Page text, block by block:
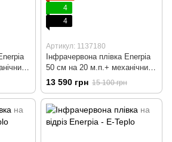
4
4
Артикул: 1137180
Інфрачервона плівка Enerpia
50 cм на 20 м.п.+ механічний
терморегулятор
13 590 грн 15 100 грн